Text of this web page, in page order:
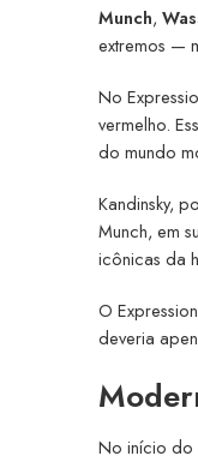
Munch,
extremos —
No
vermelho.
do mundo
Kandinsky,
Munch, em
icônicas da
O
deveria
No início do